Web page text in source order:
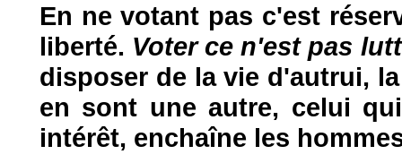
En ne votant pas c'est
liberté. Voter ce n'est pas
disposer de la vie d'autrui,
en sont une autre, celui
intérêt, enchaîne les